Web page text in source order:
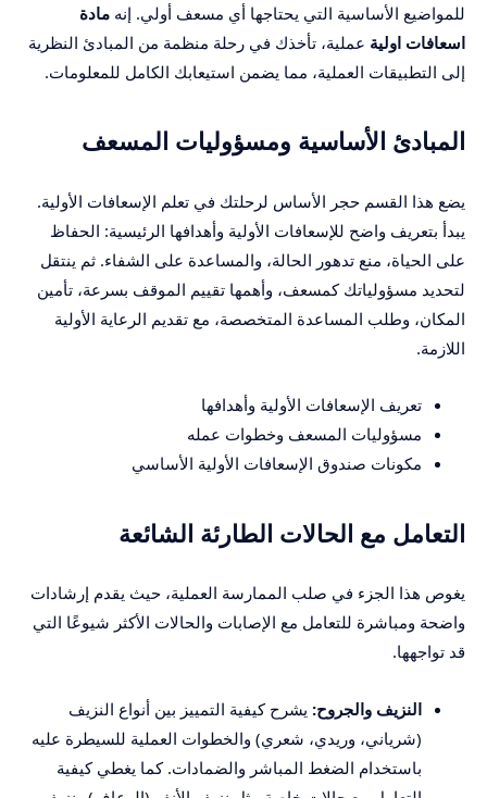
للمواضيع الأساسية التي يحتاجها أي مسعف أولي. إنه مادة
اسعافات اولية عملية، تأخذك في رحلة منظمة من المبادئ النظرية
إلى التطبيقات العملية، مما يضمن استيعابك الكامل للمعلومات.
المبادئ الأساسية ومسؤوليات المسعف
يضع هذا القسم حجر الأساس لرحلتك في تعلم الإسعافات الأولية.
يبدأ بتعريف واضح للإسعافات الأولية وأهدافها الرئيسية: الحفاظ
على الحياة، منع تدهور الحالة، والمساعدة على الشفاء. ثم ينتقل
لتحديد مسؤولياتك كمسعف، وأهمها تقييم الموقف بسرعة، تأمين
المكان، وطلب المساعدة المتخصصة، مع تقديم الرعاية الأولية
اللازمة.
تعريف الإسعافات الأولية وأهدافها
مسؤوليات المسعف وخطوات عمله
مكونات صندوق الإسعافات الأولية الأساسي
التعامل مع الحالات الطارئة الشائعة
يغوص هذا الجزء في صلب الممارسة العملية، حيث يقدم إرشادات
واضحة ومباشرة للتعامل مع الإصابات والحالات الأكثر شيوعًا التي
قد تواجهها.
النزيف والجروح: يشرح كيفية التمييز بين أنواع النزيف
(شرياني، وريدي، شعري) والخطوات العملية للسيطرة عليه
باستخدام الضغط المباشر والضمادات. كما يغطي كيفية